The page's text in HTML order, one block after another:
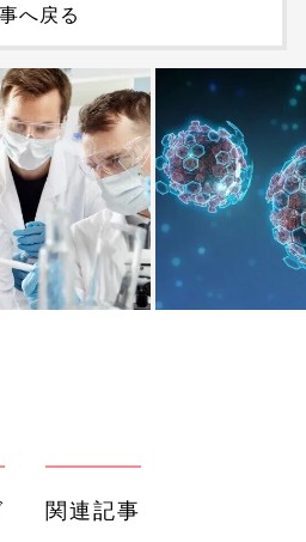
へ戻る
関連記事